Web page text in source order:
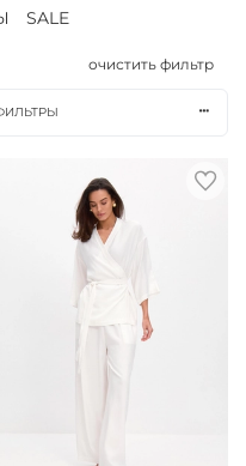
SALE
очистить фильтр